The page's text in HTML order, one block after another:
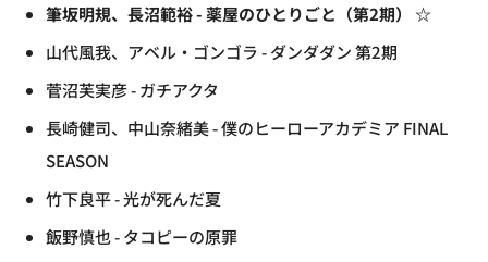
筆坂明規、長沼範裕 - 薬屋のひとりごと（第2期） ☆
山代風我、アベル・ゴンゴラ - ダンダダン 第2期
菅沼芙実彦 - ガチアクタ
長崎健司、中山奈緒美 - 僕のヒーローアカデミア FINAL
SEASON
竹下良平 - 光が死んだ夏
飯野慎也 - タコピーの原罪